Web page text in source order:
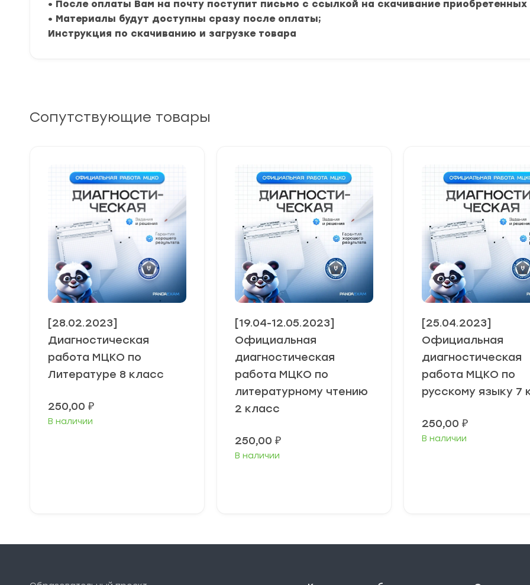
• После оплаты Вам на почту поступит письмо с ссылкой на скачивание приобретенных
• Материалы будут доступны сразу после оплаты;
Инструкция по скачиванию и загрузке товара
Сопутствующие товары
[28.02.2023]
Диагностическая
работа МЦКО по
Литературе 8 класс
250,00 ₽
В наличии
[19.04-12.05.2023]
Официальная
диагностическая
работа МЦКО по
литературному чтению
2 класс
250,00 ₽
В наличии
[25.04.2023]
Официальная
диагностическая
работа МЦКО по
русскому языку 7
250,00 ₽
В наличии